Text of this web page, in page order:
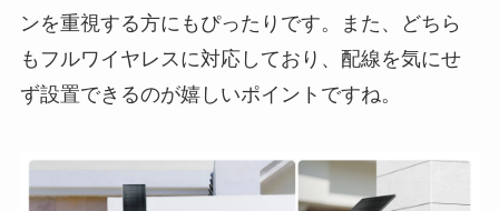
ンを重視する方にもぴったりです。また、どちら
もフルワイヤレスに対応しており、配線を気にせ
ず設置できるのが嬉しいポイントですね。